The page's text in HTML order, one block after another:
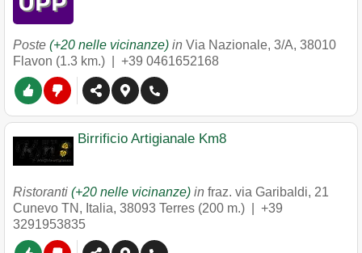
Poste (+20 nelle vicinanze) in Via Nazionale, 3/A, 38010
Flavon (1.3 km.) | +39 0461652168
Birrificio Artigianale Km8
Ristoranti (+20 nelle vicinanze) in fraz. via Garibaldi, 21
Cunevo TN, Italia, 38093 Terres (200 m.) | +39
3291953835